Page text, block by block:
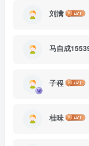
刘满
马自成
子程
桂味